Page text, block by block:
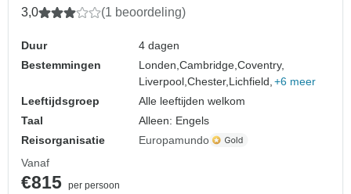
3,0 (1 beoordeling)
Duur
4 dagen
Bestemmingen
Londen,Cambridge,Coventry,
Liverpool,Chester, Lichfield, +6 meer
Leeftijdsgroep
Alle leeftijden welkom
Taal
Alleen: Engels
Reisorganisatie
Europamundo
Vanaf
€815 per persoon